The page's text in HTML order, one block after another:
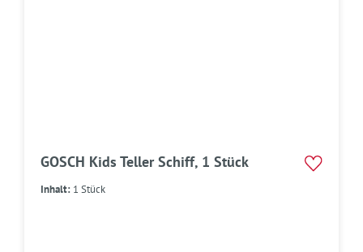
GOSCH Kids Teller Schiff, 1 Stück
Inhalt: 1 Stück